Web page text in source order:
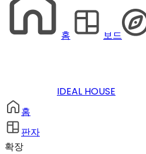
홈 보드
IDEAL HOUSE
홈
판자
확장